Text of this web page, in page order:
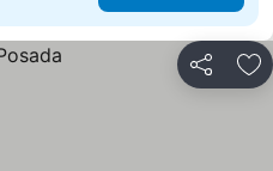
Compartir